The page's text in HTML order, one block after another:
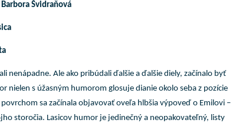
Švidraňová
nenápadne. Ale ako pribúdali ďalšie a ďalšie diely, začínalo byť
nielen s úžasným humorom glosuje dianie okolo seba z pozície
sa začínala objavovať oveľa hlbšia výpoveď o Emilovi –
storočia. Lasicov humor je jedinečný a neopakovateľný, listy